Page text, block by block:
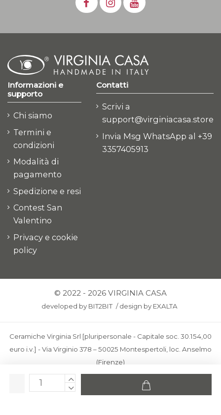
Informazioni e
supporto
Chi siamo
Termini e
condizioni
Modalità di
pagamento
Spedizione e resi
Contest San
Valentino
Privacy e cookie
policy
Contatti
Scrivi a
support@virginiacasa.store
Invia Msg WhatsApp al +39
3357405913
© 2022 - 2026 VIRGINIA CASA
developed by BIT2BIT /design by EXALTA
Ceramiche Virginia Srl [pluripersonale - Capitale soc. 30.154,00
euro i.v.] - Via Virginio 378 – 50025 Montespertoli, loc. Anselmo
(Firenze)
C.F. e P.IVA: IT00436100481 - REA: FI-227733 - PEC:
ceramichevirginia@pec.it